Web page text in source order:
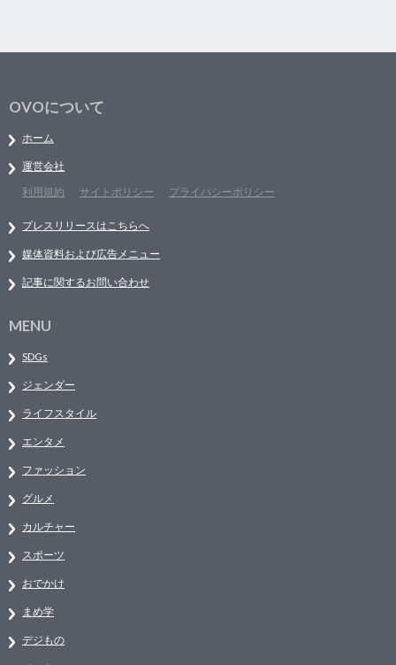
OVOについて
ホーム
運営会社
利用規約
サイトポリシー プライバシーポリシー
プレスリリースはこちらへ
媒体資料および広告メニュー
記事に関するお問い合わせ
MENU
SDGs
ジェンダー
ライフスタイル
エンタメ
ファッション
グルメ
カルチャー
スポーツ
おでかけ
まめ学
デジもの